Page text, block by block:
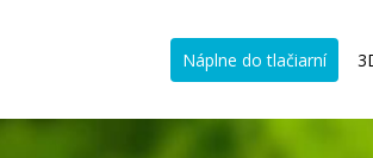
Náplne do tlačiarní